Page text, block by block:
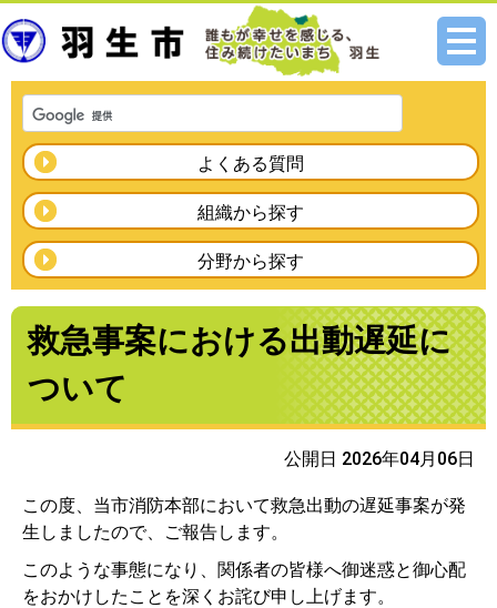
メニ
よくある質問
組織から探す
分野から探す
救急事案における出動遅延に
ついて
公開日 2026年04月06日
この度、当市消防本部において救急出動の遅延事案が発
生しましたので、ご報告します。
このような事態になり、関係者の皆様へ御迷惑と御心配
をおかけしたことを深くお詫び申し上げます。